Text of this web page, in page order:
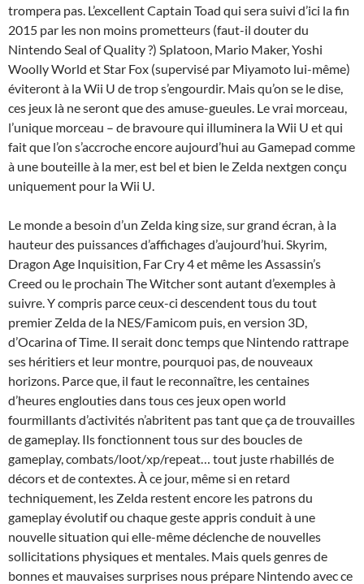
trompera pas. L’excellent Captain Toad qui sera suivi d’ici la fin
2015 par les non moins prometteurs (faut-il douter du
Nintendo Seal of Quality ?) Splatoon, Mario Maker, Yoshi
Woolly World et Star Fox (supervisé par Miyamoto lui-même)
éviteront à la Wii U de trop s’engourdir. Mais qu’on se le dise,
ces jeux là ne seront que des amuse-gueules. Le vrai morceau,
l’unique morceau – de bravoure qui illuminera la Wii U et qui
fait que l’on s’accroche encore aujourd’hui au Gamepad comme
à une bouteille à la mer, est bel et bien le Zelda nextgen conçu
uniquement pour la Wii U.
Le monde a besoin d’un Zelda king size, sur grand écran, à la
hauteur des puissances d’affichages d’aujourd’hui. Skyrim,
Dragon Age Inquisition, Far Cry 4 et même les Assassin’s
Creed ou le prochain The Witcher sont autant d’exemples à
suivre. Y compris parce ceux-ci descendent tous du tout
premier Zelda de la NES/Famicom puis, en version 3D,
d’Ocarina of Time. Il serait donc temps que Nintendo rattrape
ses héritiers et leur montre, pourquoi pas, de nouveaux
horizons. Parce que, il faut le reconnaître, les centaines
d’heures englouties dans tous ces jeux open world
fourmillants d’activités n’abritent pas tant que ça de trouvailles
de gameplay. Ils fonctionnent tous sur des boucles de
gameplay, combats/loot/xp/repeat… tout juste rhabillés de
décors et de contextes. À ce jour, même si en retard
techniquement, les Zelda restent encore les patrons du
gameplay évolutif ou chaque geste appris conduit à une
nouvelle situation qui elle-même déclenche de nouvelles
sollicitations physiques et mentales. Mais quels genres de
bonnes et mauvaises surprises nous prépare Nintendo avec ce